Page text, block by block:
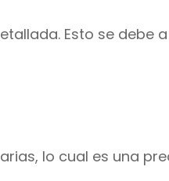
Esto se debe
lo cual es una